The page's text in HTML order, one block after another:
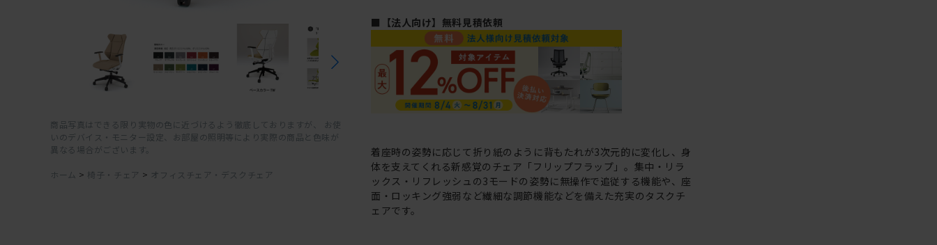
商品写真はできる限り実物の色に近づけるよう徹底しておりますが、 お使
いのデバイス・モニター設定、お部屋の照明等により実際の商品と色味が
異なる場合がございます。
ホーム > 椅子・チェア > オフィスチェア・デスクチェア
■【法人向け】無料見積依頼
着座時の姿勢に応じて折り紙のように背もたれが3次元的に変化し、身
体を支えてくれる新感覚のチェア「フリップフラップ」。集中・リラ
ックス・リフレッシュの3モードの姿勢に無操作で追従する機能や、座
面・ロッキング強弱など繊細な調節機能などを備えた充実のタスクチ
ェアです。